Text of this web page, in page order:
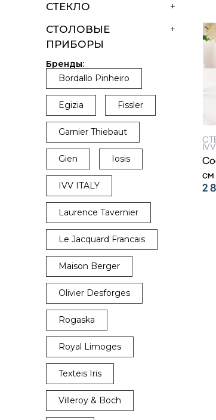
+
СТЕКЛО
+
СТОЛОВЫЕ
ПРИБОРЫ
Бренды:
Bordallo Pinheiro
Egizia Fissler
Garnier Thiebaut
Gien Iosis
IVV ITALY
Laurence Tavernier
Le Jacquard Francais
Maison Berger
Olivier Desforges
Rogaska
Royal Limoges
Texteis Iris
Villeroy & Boch
см
2